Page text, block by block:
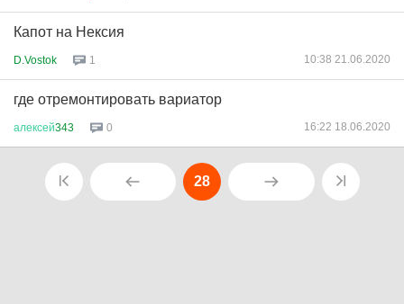
Капот на Нексия
D.Vostok 1 10:38 21.06.2020
где отремонтировать вариатор
алексей343 0 16:22 18.06.2020
28